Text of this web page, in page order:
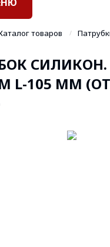
товаров
СИЛИКОН.
L-105 ММ